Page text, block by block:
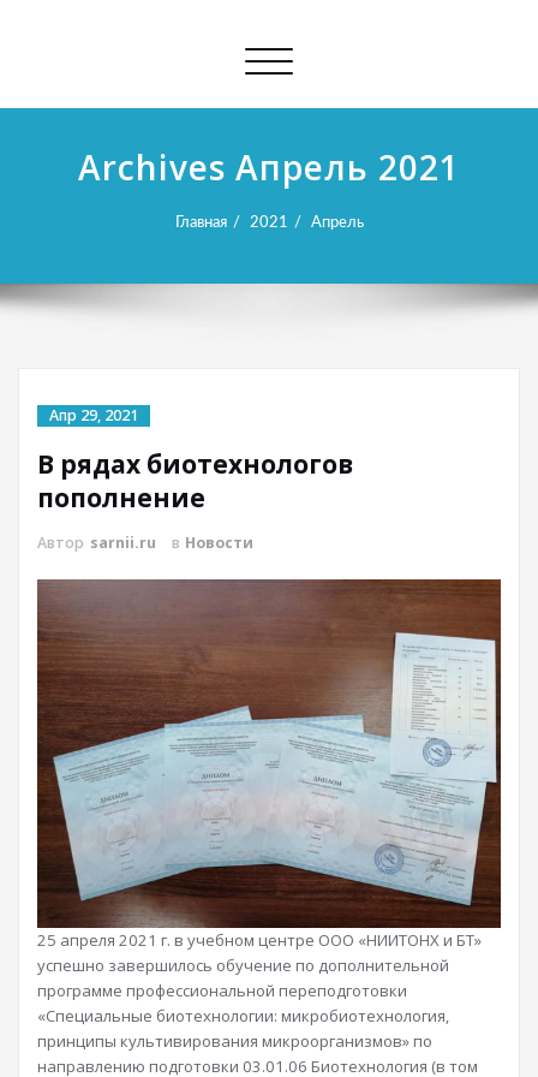
Показать/
навигацию
Archives Апрель 2021
Главная 2021 Апрель
Апр 29, 2021
В рядах биотехнологов
пополнение
Автор sarnii.ru в Новости
25 апреля 2021 г. в учебном центре ООО «НИИТОНХ и БТ»
успешно завершилось обучение по дополнительной
программе профессиональной переподготовки
«Специальные биотехнологии: микробиотехнология,
принципы культивирования микроорганизмов» по
направлению подготовки 03.01.06 Биотехнология (в том